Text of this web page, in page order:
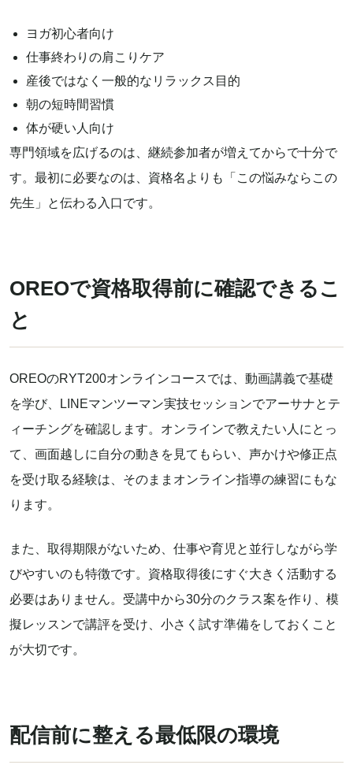
ヨガ初心者向け
仕事終わりの肩こりケア
産後ではなく一般的なリラックス目的
朝の短時間習慣
体が硬い人向け
専門領域を広げるのは、継続参加者が増えてからで十分で
す。最初に必要なのは、資格名よりも「この悩みならこの
先生」と伝わる入口です。
OREOで資格取得前に確認できるこ
と
OREOのRYT200オンラインコースでは、動画講義で基礎
を学び、LINEマンツーマン実技セッションでアーサナとテ
ィーチングを確認します。オンラインで教えたい人にとっ
て、画面越しに自分の動きを見てもらい、声かけや修正点
を受け取る経験は、そのままオンライン指導の練習にもな
ります。
また、取得期限がないため、仕事や育児と並行しながら学
びやすいのも特徴です。資格取得後にすぐ大きく活動する
必要はありません。受講中から30分のクラス案を作り、模
擬レッスンで講評を受け、小さく試す準備をしておくこと
が大切です。
配信前に整える最低限の環境